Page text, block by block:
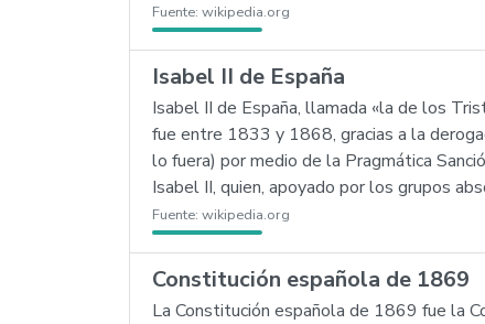
Fuente: wikipedia.org
Isabel II de España
Isabel II de España, llamada «la de los
fue entre 1833 y 1868, gracias a la
lo fuera) por medio de la Pragmática
Isabel II, quien, apoyado por los grupos
Fuente: wikipedia.org
Constitución española de 1869
La Constitución española de 1869 fue la